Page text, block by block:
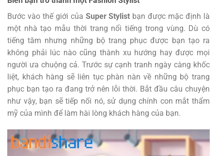
Bước vào thế giới của Super Stylist bạn được mặc định là
một nhà tạo mẫu thời trang nổi tiếng trong vùng. Dù có
tiếng tăm nhưng những bộ trang phục được bạn tạo ra
không phải lúc nào cũng thành xu hướng hay được mọi
người ưa chuộng cả. Trước sự cạnh tranh ngày càng khốc
liệt, khách hàng sẽ liên tục phàn nàn về những bộ trang
phục bạn tạo ra đang trở nên lỗi thời. Bắt đầu câu chuyện
như vậy, bạn sẽ tiếp nối nó, sử dụng chính con mắt thẩm
mỹ của mình để làm hài lòng khách hàng của bạn.